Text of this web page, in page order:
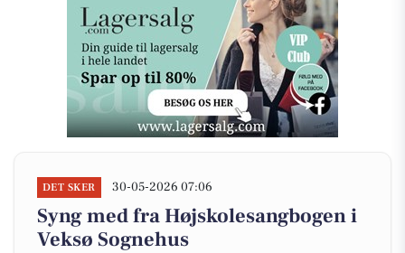
DET SKER 30-05-2026 07:06
Syng med fra Højskolesangbogen i
Veksø Sognehus